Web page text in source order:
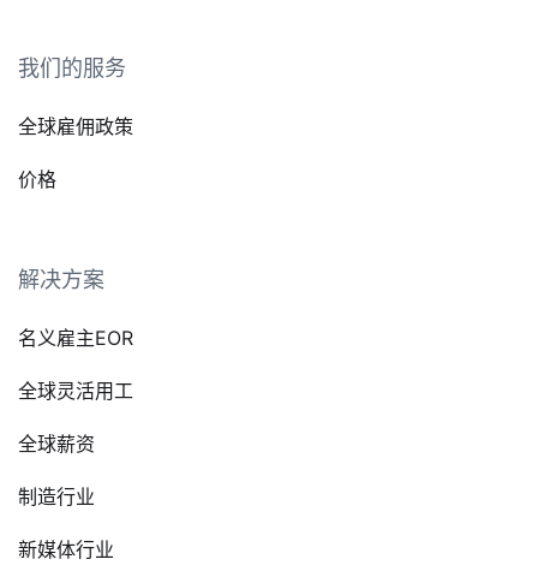
我们的服务
全球雇佣政策
价格
解决方案
名义雇主EOR
全球灵活用工
全球薪资
制造行业
新媒体行业